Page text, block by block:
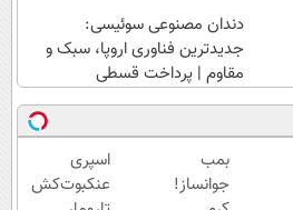
دندان مصنوعی سوئیسی:
جدیدترین فناوری اروپا، سبک و
مقاوم | پرداخت قسطی
بمب
جوانساز!
اسپری
عنکبوت‌‌کش